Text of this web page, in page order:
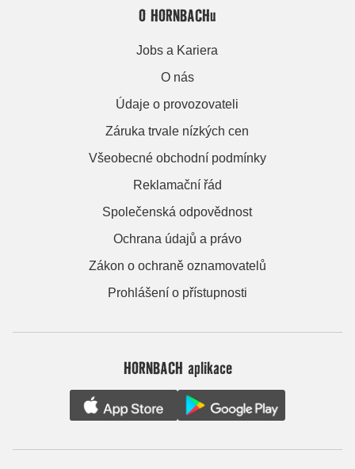
O HORNBACHu
Jobs a Kariera
O nás
Údaje o provozovateli
Záruka trvale nízkých cen
Všeobecné obchodní podmínky
Reklamační řád
Společenská odpovědnost
Ochrana údajů a právo
Zákon o ochraně oznamovatelů
Prohlášení o přístupnosti
HORNBACH aplikace